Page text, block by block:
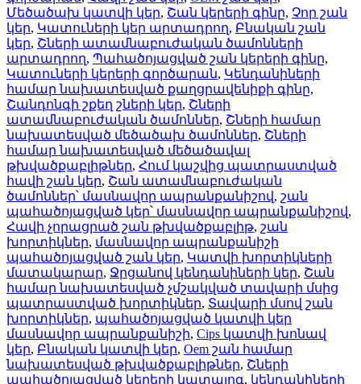
Մեծածախ կատվի կեր, Շան կերերի գինը, Չոր շան
կեր, Կատուների կեր արտադրող, Բնական շան
կեր, Շների ատամնաբուժական ծամոնների
արտադրող, Պահածոյացված շան կերերի գինը,
Կատուների կերերի գործարան, Կենդանիների
համար նախատեսված քաղցրավենիքի գինը,
Շանդոնգի շքեղ շների կեր, Շների
ատամնաբուժական ծամոններ, Շների համար
նախատեսված մեծածախ ծամոններ, Շների
համար նախատեսված մեծածավալ
թխվածքաբլիթներ, Հում կաշվից պատրաստված
հավի շան կեր, Շան ատամնաբուժական
ծամոններ՝ մասնավոր ապրանքանիշով, շան
պահածոյացված կեր՝ մասնավոր ապրանքանիշով,
Հավի չորացրած շան թխվածքաբլիթ, շան
խորտիկներ, մասնավոր ապրանքանիշի
պահածոյացված շան կեր, Կատվի խորտիկների
մատակարար, Ջրցանով կենդանիների կեր, Շան
համար նախատեսված չմշակված տավարի մսից
պատրաստված խորտիկներ, Տավարի մսով շան
խորտիկներ, պահածոյացված կատվի կեր
մասնավոր ապրանքանիշի, Cips կատվի խոնավ
կեր, Բնական կատվի կեր, Oem շան համար
նախատեսված թխվածքաբլիթներ, Շների
պահածոյացված կերերի կատալոգ, կենդանիների